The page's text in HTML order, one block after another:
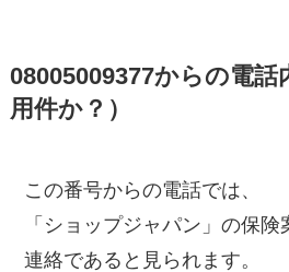
08005009377からの電
用件か？）
この番号からの電話では、
「ショップジャパン」の保
連絡であると見られます。